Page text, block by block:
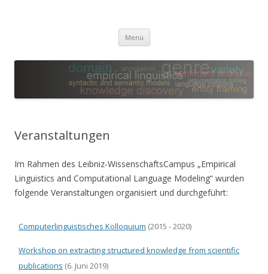
Menü Zum
springen
Veranstaltungen
Im Rahmen des Leibniz-WissenschaftsCampus „Empirical
Linguistics and Computational Language Modeling“ wurden
folgende Veranstaltungen organisiert und durchgeführt:
Computerlinguistisches Kolloquium (2015 - 2020)
Workshop on extracting structured knowledge from scientific
publications (6. Juni 2019)